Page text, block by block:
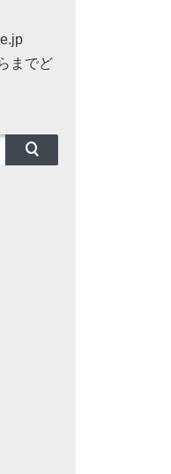
までど